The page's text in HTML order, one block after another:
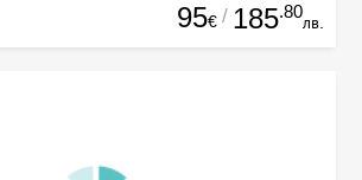
95€ / 185.80
лв.